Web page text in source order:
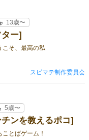
ー]
こそ、最高の私
13歳〜
スピマテ制作委員会
ンを教えるポコ]
とばゲーム！
5歳〜